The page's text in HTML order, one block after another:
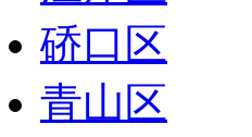
硚口区
青山区